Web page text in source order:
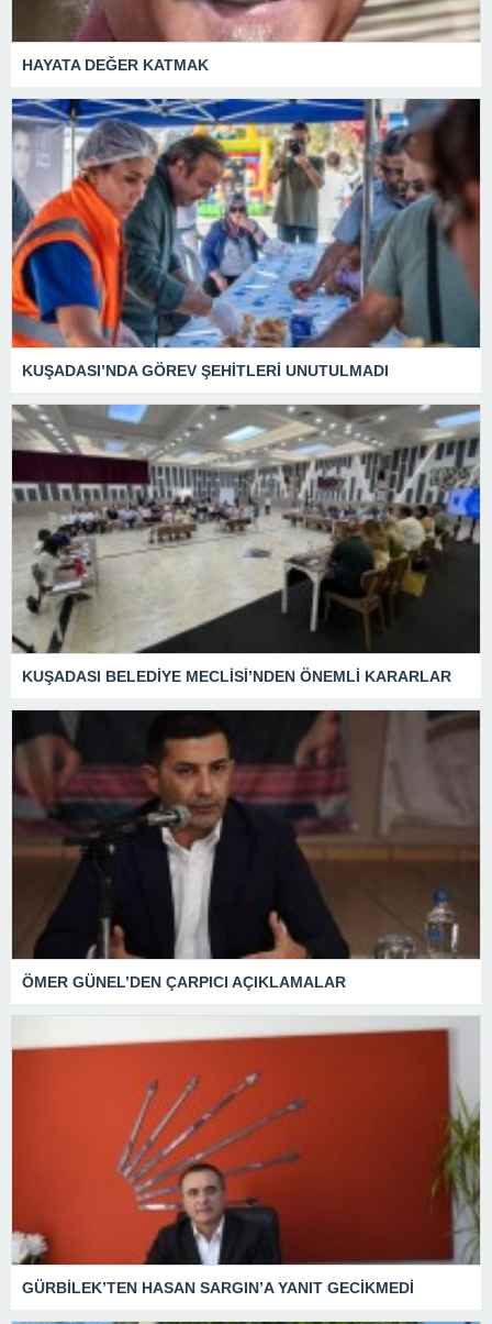
HAYATA DEĞER KATMAK
KUŞADASI’NDA GÖREV ŞEHİTLERİ UNUTULMADI
KUŞADASI BELEDİYE MECLİSİ’NDEN ÖNEMLİ KARARLAR
ÖMER GÜNEL’DEN ÇARPICI AÇIKLAMALAR
GÜRBİLEK’TEN HASAN SARGIN’A YANIT GECİKMEDİ